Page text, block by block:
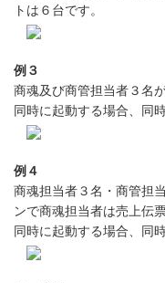
トは６台です。
例３
商魂及び商管担当者３名
同時に起動する場合、同
例４
商魂担当者３名・商管担
ンで商魂担当者は売上伝
同時に起動する場合、同